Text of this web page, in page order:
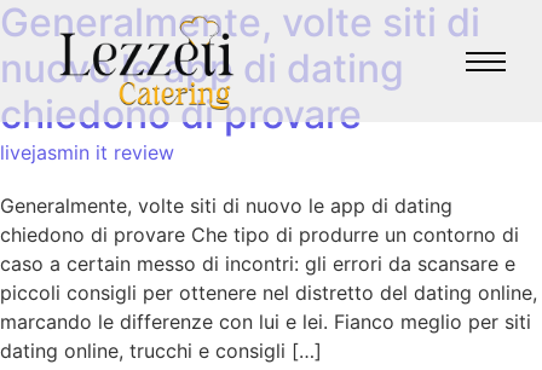
Generalmente, volte siti di
nuovo le app di dating
chiedono di provare
livejasmin it review
Generalmente, volte siti di nuovo le app di dating
chiedono di provare Che tipo di produrre un contorno di
caso a certain messo di incontri: gli errori da scansare e
piccoli consigli per ottenere nel distretto del dating online,
marcando le differenze con lui e lei. Fianco meglio per siti
dating online, trucchi e consigli […]